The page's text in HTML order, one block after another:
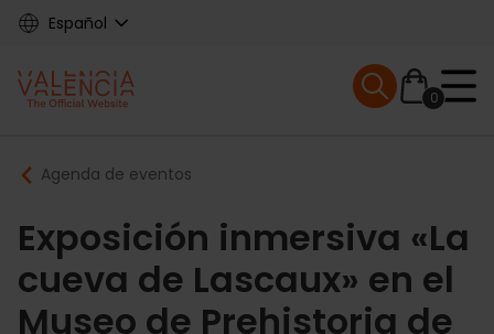
Skip
content
Español
Main
navigation
0
Mobile menu
Breadcrumb
Agenda de eventos
Exposición inmersiva «La
cueva de Lascaux» en el
Museo de Prehistoria de